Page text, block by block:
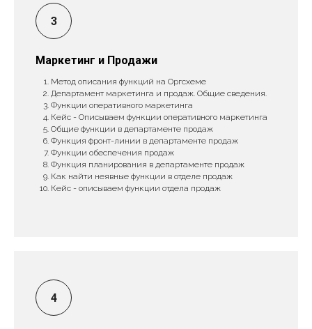
Маркетинг и Продажи
Метод описания функций на Оргсхеме
Департамент маркетинга и продаж. Общие сведения.
Функции оперативного маркетинга
Кейс - Описываем функции оперативного маркетинга
Общие функции в департаменте продаж
Функция фронт-линии в департаменте продаж
Функции обеспечения продаж
Функция планирования в департаменте продаж
Как найти неявные функции в отделе продаж
Кейс - описываем функции отдела продаж